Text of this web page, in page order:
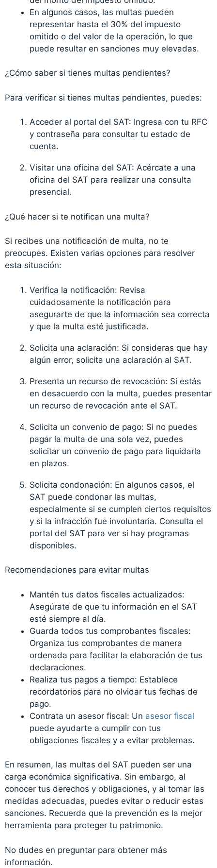
En algunos casos, las multas pueden
representar hasta el 30% del impuesto
omitido o del valor de la operación, lo que
puede resultar en sanciones muy elevadas.
¿Cómo saber si tienes multas pendientes?
Para verificar si tienes multas pendientes, puedes:
Acceder al portal del SAT: Ingresa con tu RFC
y contraseña para consultar tu estado de
cuenta.
Visitar una oficina del SAT: Acércate a una
oficina del SAT para realizar una consulta
presencial.
¿Qué hacer si te notifican una multa?
Si recibes una notificación de multa, no te
preocupes. Existen varias opciones para resolver
esta situación:
Verifica la notificación: Revisa
cuidadosamente la notificación para
asegurarte de que la información sea correcta
y que la multa esté justificada.
Solicita una aclaración: Si consideras que hay
algún error, solicita una aclaración al SAT.
Presenta un recurso de revocación: Si estás
en desacuerdo con la multa, puedes presentar
un recurso de revocación ante el SAT.
Solicita un convenio de pago: Si no puedes
pagar la multa de una sola vez, puedes
solicitar un convenio de pago para liquidarla
en plazos.
Solicita condonación: En algunos casos, el
SAT puede condonar las multas,
especialmente si se cumplen ciertos requisitos
y si la infracción fue involuntaria. Consulta el
portal del SAT para ver si hay programas
disponibles.
Recomendaciones para evitar multas
Mantén tus datos fiscales actualizados:
Asegúrate de que tu información en el SAT
esté siempre al día.
Guarda todos tus comprobantes fiscales:
Organiza tus comprobantes de manera
ordenada para facilitar la elaboración de tus
declaraciones.
Realiza tus pagos a tiempo: Establece
recordatorios para no olvidar tus fechas de
pago.
Contrata un asesor fiscal: Un asesor fiscal
puede ayudarte a cumplir con tus
obligaciones fiscales y a evitar problemas.
En resumen, las multas del SAT pueden ser una
carga económica significativa. Sin embargo, al
conocer tus derechos y obligaciones, y al tomar las
medidas adecuadas, puedes evitar o reducir estas
sanciones. Recuerda que la prevención es la mejor
herramienta para proteger tu patrimonio.
No dudes en preguntar para obtener más
información.